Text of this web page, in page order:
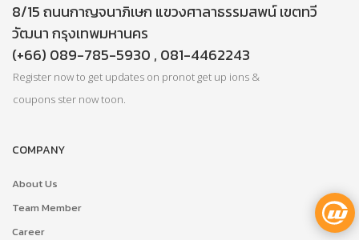
8/15 ถนนกาญจนาภิเษก แขวงศาลาธรรมสพน์ เขตทวี
วัฒนา กรุงเทพมหานคร
(+66) 089-785-5930 , 081-4462243
Register now to get updates on pronot get up ions &
coupons ster now toon.
COMPANY
About Us
Team Member
Career